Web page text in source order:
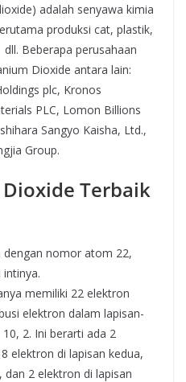
adalah senyawa kimia
produksi cat, plastik,
Beberapa perusahaan
Dioxide antara lain:
plc, Kronos
PLC, Lomon Billions
Sangyo Kaisha, Ltd.,
Group.
Terbaik
dengan nomor atom 22,
memiliki 22 elektron
elektron dalam lapisan-
2. Ini berarti ada 2
elektron di lapisan kedua,
dan 2 elektron di lapisan